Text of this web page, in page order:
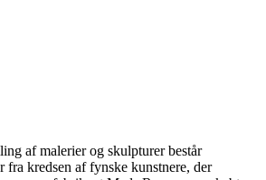
af malerier og skulpturer består
kredsen af fynske kunstnere, der